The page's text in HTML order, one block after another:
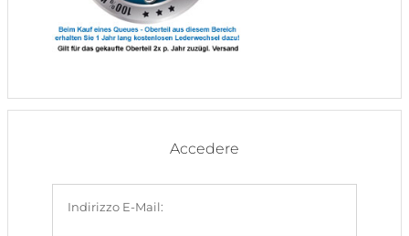
Accedere
Indirizzo E-Mail: